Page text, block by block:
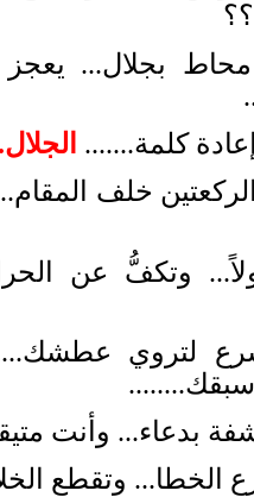
بجلال... يعجز
كلمة.......
الركعتين خلف
وتكفُّ عن
لتروي
بدعاء... وأنت
الخطا... وتقطع